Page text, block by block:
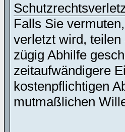
Falls Sie
verletzt wird,
zügig Abhilfe
zeitaufwändigere
kostenpflichtigen
mutmaßlichen